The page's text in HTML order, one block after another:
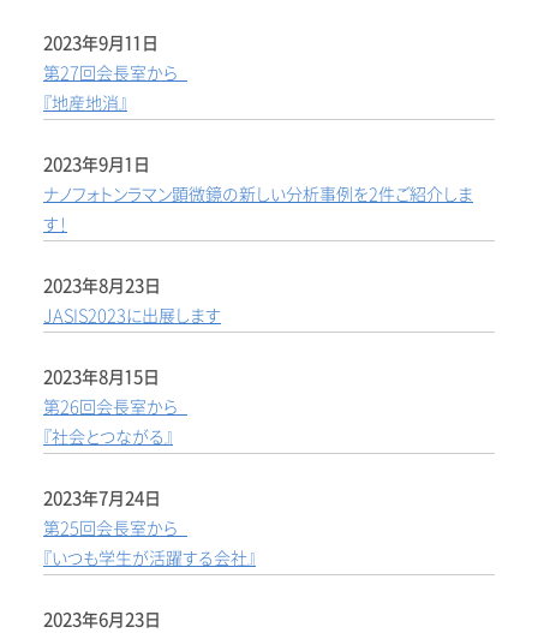
2023年9月11日
第27回会長室から
『地産地消』
2023年9月1日
ナノフォトンラマン顕微鏡の新しい分析事例を2件ご紹介しま
す！
2023年8月23日
JASIS2023に出展します
2023年8月15日
第26回会長室から
『社会とつながる』
2023年7月24日
第25回会長室から
『いつも学生が活躍する会社』
2023年6月23日